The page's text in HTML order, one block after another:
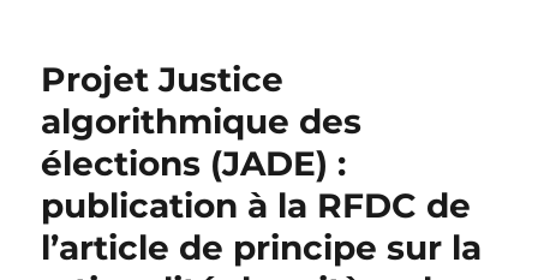
Projet Justice
algorithmique des
élections (JADE) :
publication à la RFDC de
l’article de principe sur la